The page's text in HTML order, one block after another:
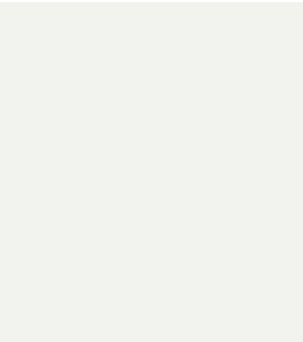
ます。
いては一切の開示義務を負わないものとします。